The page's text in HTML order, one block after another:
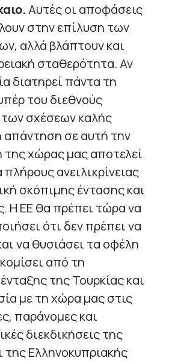
Αυτές οι αποφάσεις
στην επίλυση των
αλλά βλάπτουν και
σταθερότητα. Αν
διατηρεί πάντα τη
του διεθνούς
των σχέσεων καλής
απάντηση σε αυτή την
της χώρας μας αποτελεί
ανειλικρίνειας
σκόπιμης έντασης και
Η ΕΕ θα πρέπει τώρα να
ότι δεν πρέπει να
να θυσιάσει τα οφέλη
από τη
της Τουρκίας και
με τη χώρα μας στις
παράνομες και
διεκδικήσεις της
της Ελληνοκυπριακής